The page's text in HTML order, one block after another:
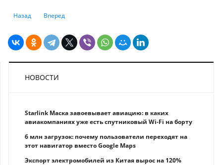
Предыдущий: В чем сходство и различие ипотечных программ Сбера,
Назад Следующий: Почему Казахстан продает госкомпании со
Вперед
НОВОСТИ
Starlink Маска завоевывает авиацию: в каких
авиакомпаниях уже есть спутниковый Wi-Fi на борту
6 млн загрузок: почему пользователи переходят на
этот навигатор вместо Google Maps
Экспорт электромобилей из Китая вырос на 120%